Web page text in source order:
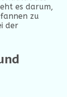
es darum,
zu
der